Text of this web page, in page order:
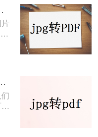
费转换方法!
片
2种方法，轻松搞定！